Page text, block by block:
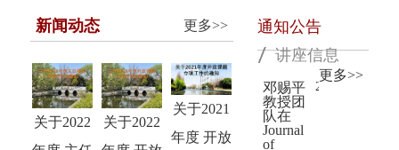
新闻动态 更多>>
关于2022
关于2022
关于2021
年度 开放
通知公告
讲座信息
更多>>
邓赐平
教授团
队在
Journal
of
2019.12